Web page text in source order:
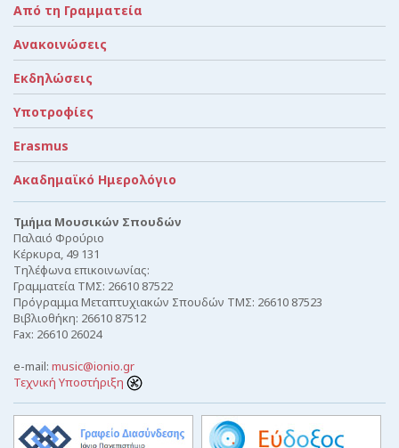
Από τη Γραμματεία
Ανακοινώσεις
Εκδηλώσεις
Υποτροφίες
Erasmus
Ακαδημαϊκό Ημερολόγιο
Τμήμα Μουσικών Σπουδών
Παλαιό Φρούριο
Κέρκυρα, 49 131
Τηλέφωνα επικοινωνίας:
Γραμματεία ΤΜΣ: 26610 87522
Πρόγραμμα Μεταπτυχιακών Σπουδών ΤΜΣ: 26610 87523
Βιβλιοθήκη: 26610 87512
Fax: 26610 26024
e-mail: music@ionio.gr
Τεχνική Υποστήριξη